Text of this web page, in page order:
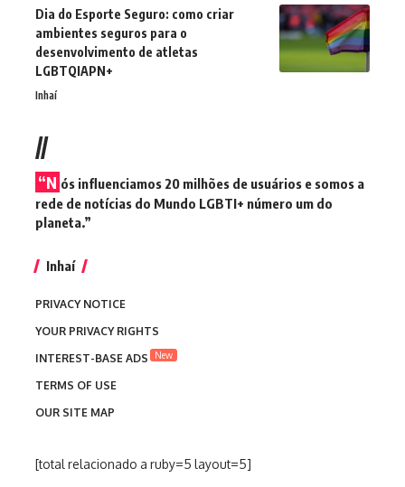
Dia do Esporte Seguro: como criar
ambientes seguros para o
desenvolvimento de atletas
LGBTQIAPN+
Inhaí
//
“N ós influenciamos 20 milhões de usuários e somos a
rede de notícias do Mundo LGBTI+ número um do
planeta.”
Inhaí
PRIVACY NOTICE
YOUR PRIVACY RIGHTS
INTEREST-BASE ADS
New
TERMS OF USE
OUR SITE MAP
[total relacionado a ruby=5 layout=5]